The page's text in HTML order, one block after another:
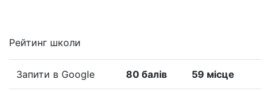
Рейтинг школи
Запити в Google 80 балів 59 місце